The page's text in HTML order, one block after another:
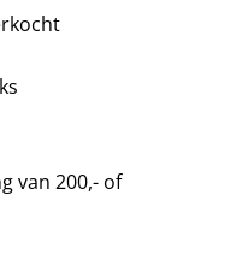
van 200,- of